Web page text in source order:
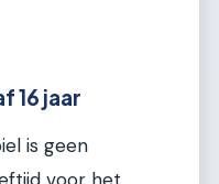
16 jaar
is geen